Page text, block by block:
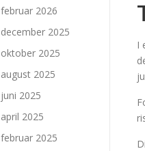
I
februar 2026
december 2025
oktober 2025
august 2025
juni 2025
april 2025
februar 2025